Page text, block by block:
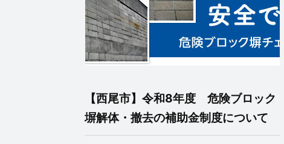
【西尾市】令和8年度 危険ブロック
塀解体・撤去の補助金制度について